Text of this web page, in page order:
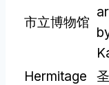
市立博物馆
Hermitage